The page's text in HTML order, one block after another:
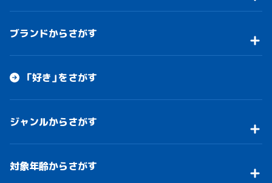
ブランドからさがす
「好き」をさがす
ジャンルからさがす
対象年齢からさがす